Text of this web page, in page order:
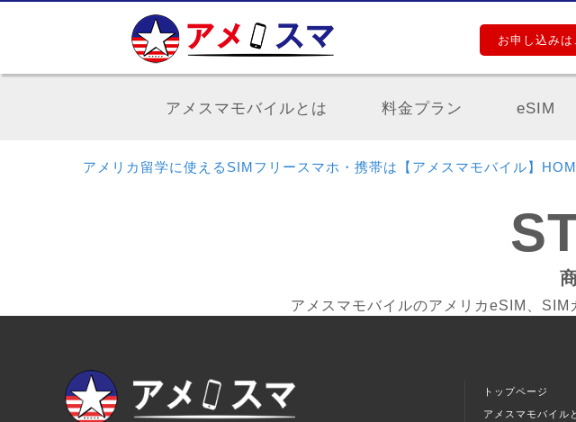
お申し込みは
アメスマモバイルとは 料金プラン eSIM
アメリカ留学に使えるSIMフリースマホ・携帯は【アメスマモバイル】
アメスマモバイルのアメリカeSIM、
トップページ
アメスマモバイル